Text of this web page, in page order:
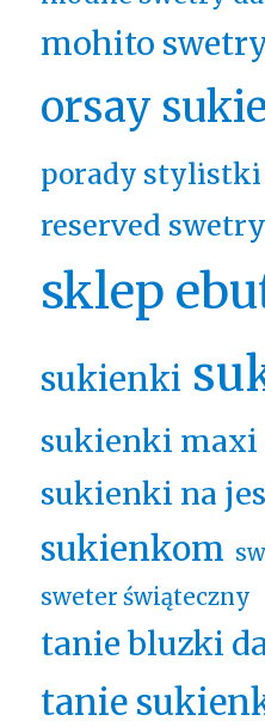
mohito
orsay
porady stylistki
reserved swetry
sklep
sukienki
sukienki maxi
sukienki na
sukienkom
sweter świąteczny
tanie bluzki
tanie